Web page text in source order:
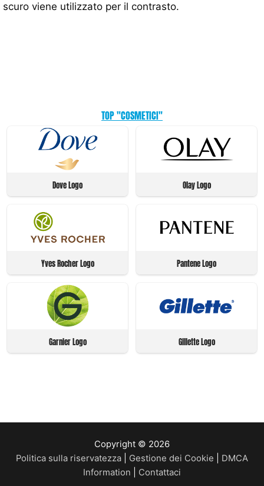
scuro viene utilizzato per il contrasto.
TOP "COSMETICI"
Dove Logo Olay Logo
Yves Rocher Logo Pantene Logo
Garnier Logo Gillette Logo
Copyright © 2026
Politica sulla riservatezza
Gestione dei Cookie
DMCA
Information
Contattaci